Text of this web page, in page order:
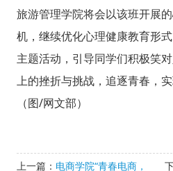
旅游管理学院将会以该班开展
机，继续优化心理健康教育形
主题活动，引导同学们积极笑
上的挫折与挑战，追逐青春，实
（图/网文部）
上一篇： 电商学院“青春电商，